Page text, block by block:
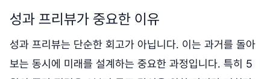
성과 프리뷰가 중요한 이유
성과 프리뷰는 단순한 회고가 아닙니다. 이는 과거를 돌아
보는 동시에 미래를 설계하는 중요한 과정입니다. 특히 5